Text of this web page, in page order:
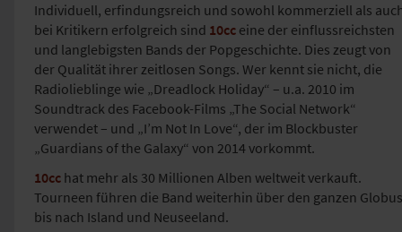
Individuell, erfindungsreich und sowohl kommerziell als
bei Kritikern erfolgreich sind 10cc eine der einflussreichsten
und langlebigsten Bands der Popgeschichte. Dies zeugt von
der Qualität ihrer zeitlosen Songs. Wer kennt sie nicht, die
Radiolieblinge wie „Dreadlock Holiday“ – u.a. 2010 im
Soundtrack des Facebook-Films „The Social Network“
verwendet – und „I’m Not In Love“, der im Blockbuster
„Guardians of the Galaxy“ von 2014 vorkommt.
10cc hat mehr als 30 Millionen Alben weltweit verkauft.
Tourneen führen die Band weiterhin über den ganzen
bis nach Island und Neuseeland.